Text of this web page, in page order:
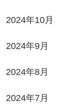
2024年10月
2024年9月
2024年8月
2024年7月